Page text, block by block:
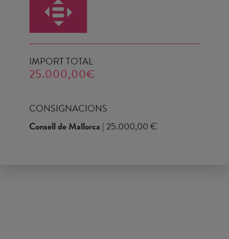
IMPORT TOTAL
25.000,00€
CONSIGNACIONS
Consell de Mallorca | 25.000,00 €